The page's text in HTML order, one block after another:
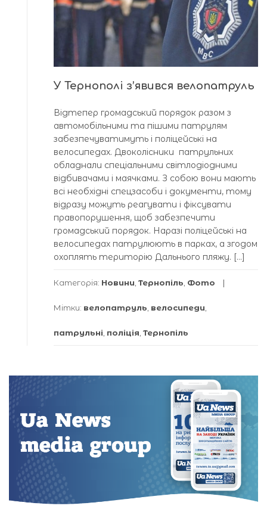
У Тернополі з’явився велопатруль
Відтепер громадський порядок разом з
автомобільними та пішими патрулям
забезпечуватимуть і поліцейські на
велосипедах. Двоколісники патрульних
обладнали спеціальними світлодіодними
відбивачами і маячками. З собою вони мають
всі необхідні спецзасоби і документи, тому
відразу можуть реагувати і фіксувати
правопорушення, щоб забезпечити
громадський порядок. Наразі поліцейські на
велосипедах патрулюють в парках, а згодом
охоплять територію Дальнього пляжу. […]
Категорія: Новини Тернопіль Фото
Мітки: велопатруль велосипеди
патрульні поліція Тернопіль